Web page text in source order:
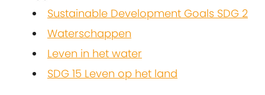
Sustainable Development Goals SDG 2
Waterschappen
Leven in het water
SDG 15 Leven op het land